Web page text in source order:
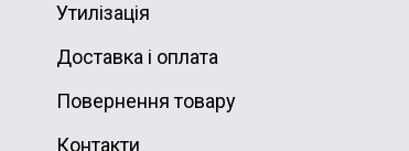
Утилізація
Доставка і оплата
Повернення товару
Контакти